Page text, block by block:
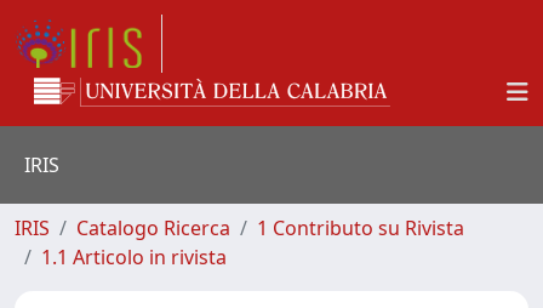
IRIS
IRIS Catalogo Ricerca
1 Contributo su Rivista
1.1 Articolo in rivista